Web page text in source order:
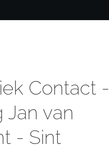
Contact -
Jan van
- Sint